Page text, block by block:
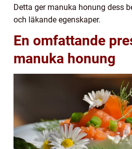
Detta ger manuka honung dess
och läkande egenskaper.
En omfattande
manuka honung